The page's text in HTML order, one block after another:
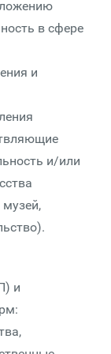
в сфере
и
и/или
и